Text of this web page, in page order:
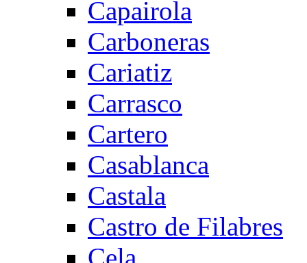
Capairola
Carboneras
Cariatiz
Carrasco
Cartero
Casablanca
Castala
Castro de Filabres
Cela